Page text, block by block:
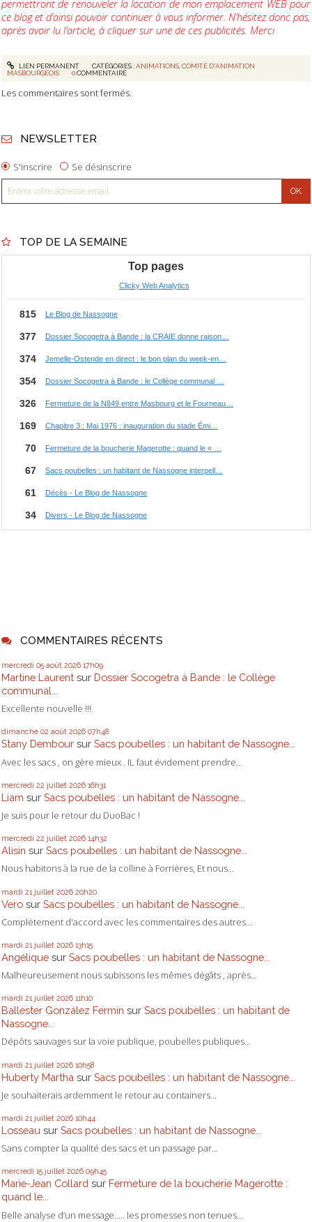
permettront de renouveler la location de mon emplacement WEB pour
ce blog et d’ainsi pouvoir continuer à vous informer. N’hésitez donc pas,
après avoir lu l’article, à cliquer sur une de ces publicités. Merci
LIEN PERMANENT CATÉGORIES :ANIMATIONS, COMITÉ D'ANIMATION
MASBOURGEOIS
0 COMMENTAIRE
Les commentaires sont fermés.
NEWSLETTER
S'inscrire Se désinscrire
TOP DE LA SEMAINE
COMMENTAIRES RÉCENTS
mercredi 05 août 2026 17h09
Martine Laurent sur Dossier Socogetra à Bande : le Collège
communal...
Excellente nouvelle !!!
dimanche 02 août 2026 07h48
Stany Dembour sur Sacs poubelles : un habitant de Nassogne...
Avec les sacs , on gère mieux . IL faut évidement prendre...
mercredi 22 juillet 2026 16h31
Liam sur Sacs poubelles : un habitant de Nassogne...
Je suis pour le retour du DuoBac !
mercredi 22 juillet 2026 14h32
Alisin sur Sacs poubelles : un habitant de Nassogne...
Nous habitons à la rue de la colline à Forrières, Et nous...
mardi 21 juillet 2026 20h20
Vero sur Sacs poubelles : un habitant de Nassogne...
Complètement d'accord avec les commentaires des autres...
mardi 21 juillet 2026 13h15
Angélique sur Sacs poubelles : un habitant de Nassogne...
Malheureusement nous subissons les mêmes dégâts , après...
mardi 21 juillet 2026 11h10
Ballester González Fermín sur Sacs poubelles : un habitant de
Nassogne...
Dépôts sauvages sur la voie publique, poubelles publiques...
mardi 21 juillet 2026 10h58
Huberty Martha sur Sacs poubelles : un habitant de Nassogne...
Je souhaiterais ardemment le retour au containers...
mardi 21 juillet 2026 10h44
Losseau sur Sacs poubelles : un habitant de Nassogne...
Sans compter la qualité des sacs et un passage par...
mercredi 15 juillet 2026 09h45
Marie-Jean Collard sur Fermeture de la boucherie Magerotte :
quand le...
Belle analyse d’un message….. les promesses non tenues...